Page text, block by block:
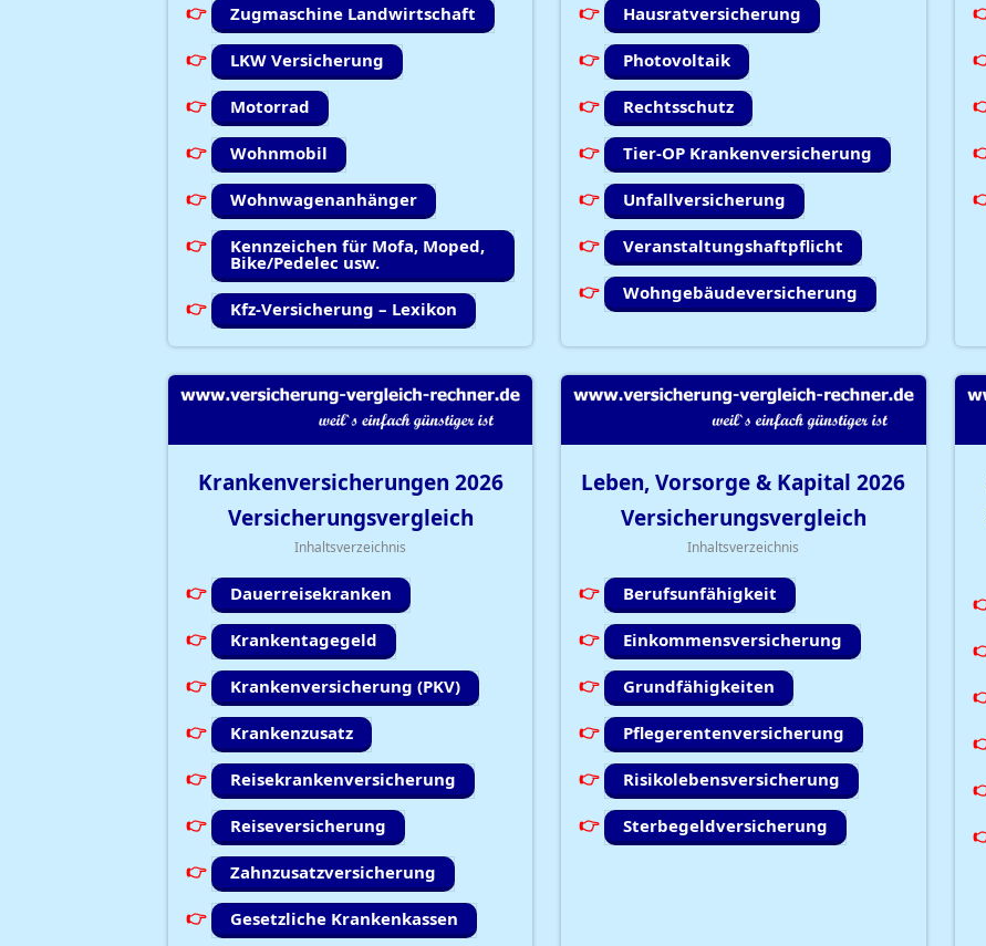
Zugmaschine Landwirtschaft
LKW Versicherung
Motorrad
Wohnmobil
Wohnwagenanhänger
Kennzeichen für Mofa, Moped,
Bike/Pedelec usw.
Kfz-Versicherung – Lexikon
Hausratversicherung
Photovoltaik
Rechtsschutz
Tier-OP Krankenversicherung
Unfallversicherung
Veranstaltungshaftpflicht
Wohngebäudeversicherung
Krankenversicherungen 2026
Versicherungsvergleich
Inhaltsverzeichnis
Dauerreisekranken
Krankentagegeld
Krankenversicherung (PKV)
Krankenzusatz
Reisekrankenversicherung
Reiseversicherung
Zahnzusatzversicherung
Gesetzliche Krankenkassen
Leben, Vorsorge & Kapital2026
Versicherungsvergleich
Inhaltsverzeichnis
Berufsunfähigkeit
Einkommensversicherung
Grundfähigkeiten
Pflegerentenversicherung
Risikolebensversicherung
Sterbegeldversicherung